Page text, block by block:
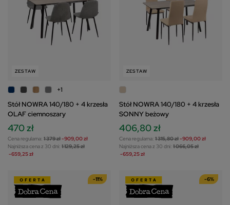
ZESTAW
+1
Stół NOWRA 140/180 + 4 krzesła
OLAF ciemnoszary
470 zł
Cena regularna: 1 379 zł-909,00 zł
Najniższa cena z 30 dni: 1 129,25 zł
-659,25 zł
ZESTAW
Stół NOWRA 140/180 + 4 krzesła
SONNY beżowy
406,80 zł
Cena regularna: 1 315,80 zł-909,00 zł
Najniższa cena z 30 dni: 1 066,05 zł
-659,25 zł
-11% -6%